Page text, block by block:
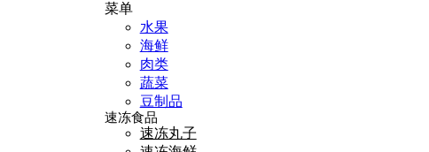
菜单
水果
海鲜
肉类
蔬菜
豆制品
速冻食品
速冻丸子